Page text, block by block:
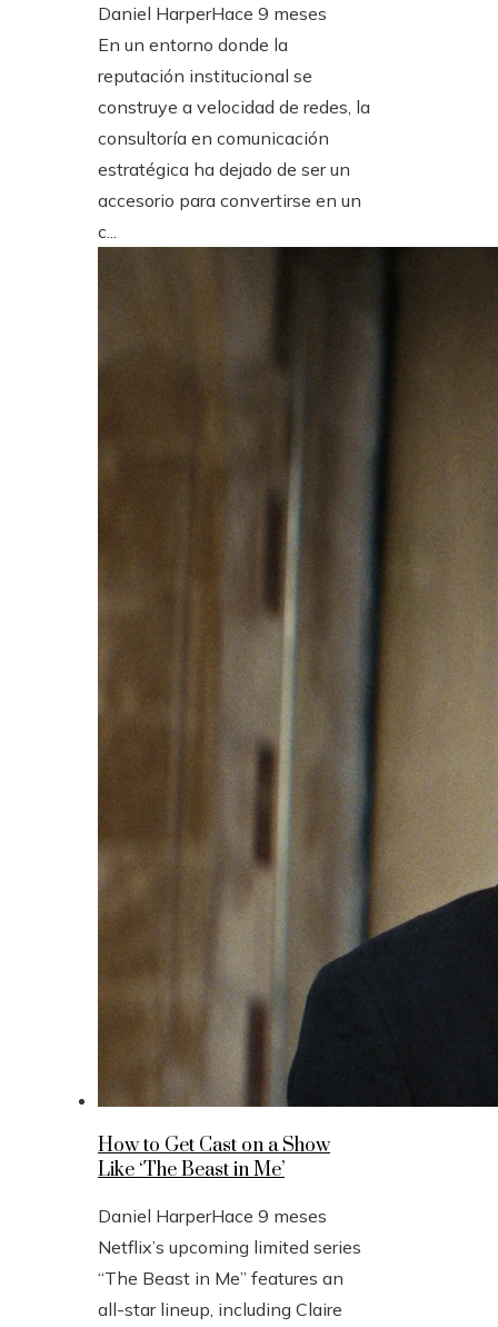
Daniel HarperHace 9 meses
En un entorno donde la
reputación institucional se
construye a velocidad de redes, la
consultoría en comunicación
estratégica ha dejado de ser un
accesorio para convertirse en un
c...
How to Get Cast on a Show
Like ‘The Beast in Me’
Daniel HarperHace 9 meses
Netflix’s upcoming limited series
“The Beast in Me” features an
all-star lineup, including Claire